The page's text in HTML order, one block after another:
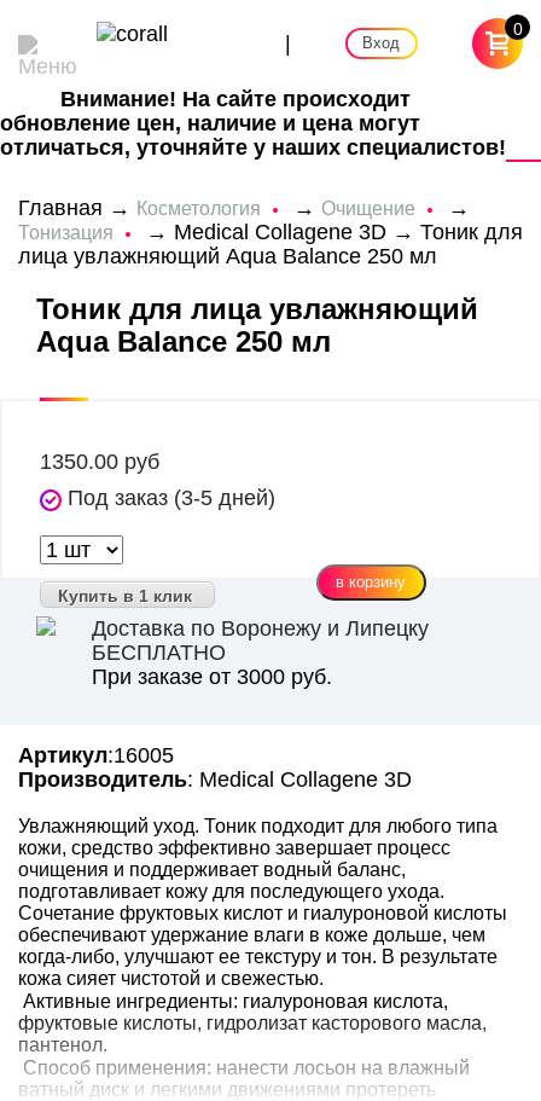
| Вход
0
Внимание! На сайте происходит
обновление цен, наличие и цена могут
отличаться, уточняйте у наших специалистов!
Главная → Косметология → Очищение →
Тонизация → Medical Collagene 3D→ Тоник для
лица увлажняющий Aqua Balance 250 мл
Тоник для лица увлажняющий
Aqua Balance 250 мл
1350.00 руб
Под заказ (3-5 дней)
Купить в 1 клик
Доставка по Воронежу и Липецку
БЕСПЛАТНО
При заказе от 3000 руб.
Артикул:16005
Производитель: Medical Collagene 3D
Увлажняющий уход. Тоник подходит для любого типа
кожи, средство эффективно завершает процесс
очищения и поддерживает водный баланс,
подготавливает кожу для последующего ухода.
Сочетание фруктовых кислот и гиалуроновой кислоты
обеспечивают удержание влаги в коже дольше, чем
когда-либо, улучшают ее текстуру и тон. В результате
кожа сияет чистотой и свежестью.
Активные ингредиенты: гиалуроновая кислота,
фруктовые кислоты, гидролизат касторового масла,
пантенол.
Способ применения: нанести лосьон на влажный
ватный диск и легкими движениями протереть